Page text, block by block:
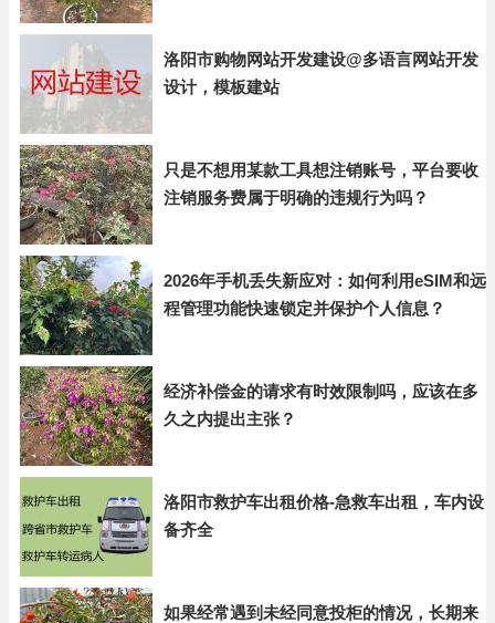
洛阳市购物网站开发建设@多语言网站开发
设计，模板建站
只是不想用某款工具想注销账号，平台要收
注销服务费属于明确的违规行为吗？
2026年手机丢失新应对：如何利用eSIM和远
程管理功能快速锁定并保护个人信息？
经济补偿金的请求有时效限制吗，应该在多
久之内提出主张？
洛阳市救护车出租价格-急救车出租，车内设
备齐全
如果经常遇到未经同意投柜的情况，长期来